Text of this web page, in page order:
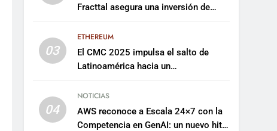
Fracttal asegura una inversión de
plataforma
03
ETHEREUM
El CMC 2025 impulsa el salto de
Latinoamérica hacia un
sostenible
04
NOTICIAS
AWS reconoce a Escala 24×7 con la
Competencia en GenAI: un nuevo hito